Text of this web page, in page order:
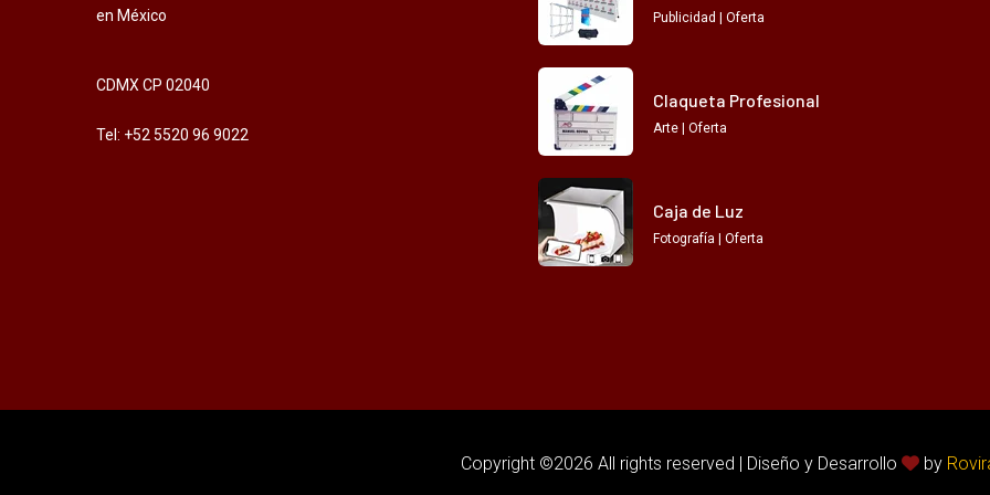
en México
CDMX CP 02040
Tel: +52 5520 96 9022
Publicidad | Oferta
Claqueta Profesional
Arte | Oferta
Caja de Luz
Fotografía | Oferta
Copyright ©2026 All rights reserved | Diseño y Desarrollo by